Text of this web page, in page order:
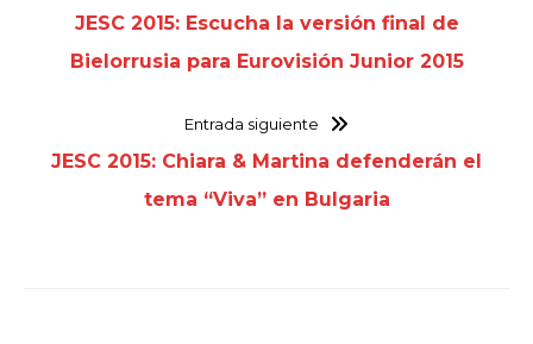
JESC 2015: Escucha la versión final de
Bielorrusia para Eurovisión Junior 2015
Entrada siguiente
JESC 2015: Chiara & Martina defenderán el
tema “Viva” en Bulgaria